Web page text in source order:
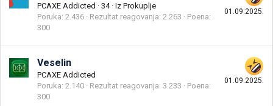
01.09.2025.
PCAXE Addicted · 34 · Iz Prokuplje
Poruka 2.436 Rezultat reagovanja 2.263
Poena
300
01.09.2025.
Veselin
PCAXE Addicted
Poruka 2.140 Rezultat reagovanja 3.233
Poena
300